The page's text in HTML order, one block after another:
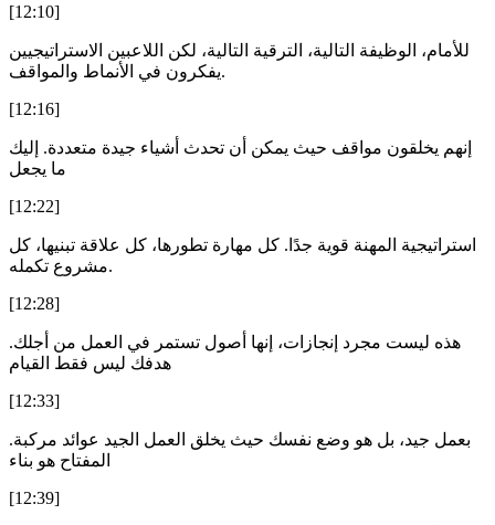
[12:10]
للأمام، الوظيفة التالية، الترقية التالية، لكن اللاعبين الاستراتيجيين
يفكرون في الأنماط والمواقف.
[12:16]
إنهم يخلقون مواقف حيث يمكن أن تحدث أشياء جيدة متعددة. إليك
ما يجعل
[12:22]
استراتيجية المهنة قوية جدًا. كل مهارة تطورها، كل علاقة تبنيها، كل
مشروع تكمله.
[12:28]
هذه ليست مجرد إنجازات، إنها أصول تستمر في العمل من أجلك.
هدفك ليس فقط القيام
[12:33]
بعمل جيد، بل هو وضع نفسك حيث يخلق العمل الجيد عوائد مركبة.
المفتاح هو بناء
[12:39]